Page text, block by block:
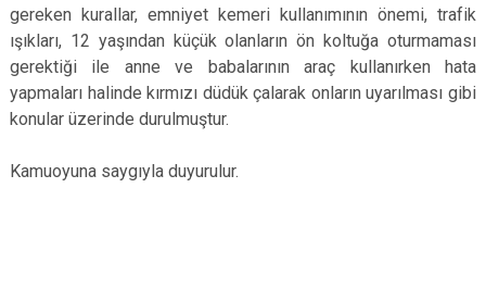
gereken kurallar, emniyet kemeri kullanımının önemi, trafik
ışıkları, 12 yaşından küçük olanların ön koltuğa oturmaması
gerektiği ile anne ve babalarının araç kullanırken hata
yapmaları halinde kırmızı düdük çalarak onların uyarılması gibi
konular üzerinde durulmuştur.
Kamuoyuna saygıyla duyurulur.